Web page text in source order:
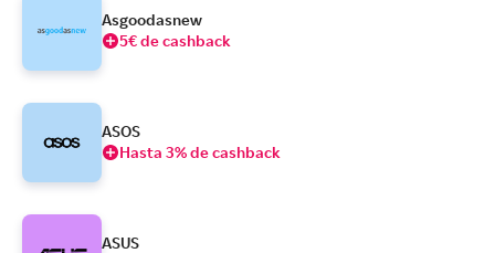
Asgoodasnew
5€ de cashback
ASOS
Hasta 3% de cashback
ASUS